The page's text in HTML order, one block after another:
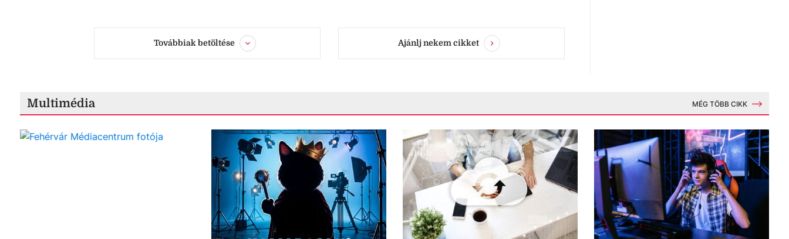
Továbbiak betöltése Ajánlj nekem cikket
Multimédia MÉG TÖBB CIKK